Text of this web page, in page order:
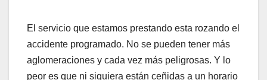
El servicio que estamos prestando esta rozando el
accidente programado. No se pueden tener más
aglomeraciones y cada vez más peligrosas. Y lo
peor es que ni siquiera están ceñidas a un horario